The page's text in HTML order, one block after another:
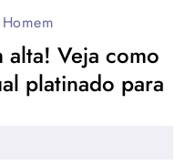
Homem
alta! Veja como
platinado para